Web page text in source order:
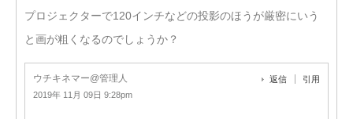
プロジェクターで120インチなどの投影のほうが厳密にいう
と画が粗くなるのでしょうか？
ウチキネマー@管理人
2019年 11月 09日 9:28pm
返信 引用